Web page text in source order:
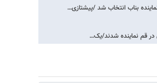
بناب انتخاب شد /پیشتازی…
در قم نماینده شدند/یک…